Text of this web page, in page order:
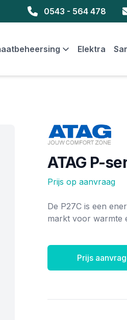
0543 - 564 478
Elektra
ATAG P-
Prijs op aanvraag
Merk
De P27C is een
markt voor warmte
Prijs